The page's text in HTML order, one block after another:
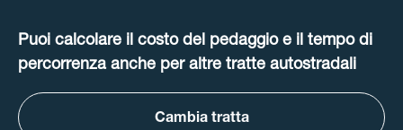
Puoi calcolare il costo del pedaggio e il tempo di
percorrenza anche per altre tratte autostradali
Cambia tratta